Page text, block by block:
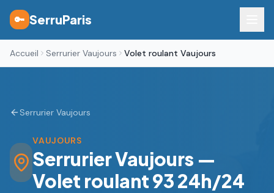
🔑 SerruParis
Accueil Serrurier Vaujours Volet roulant Vaujours
Serrurier Vaujours
VAUJOURS
Serrurier Vaujours —
Volet roulant 93 24h/24